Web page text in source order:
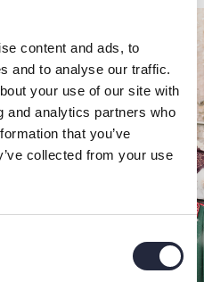
content and ads, to
and to analyse our traffic.
your use of our site with
and analytics partners who
that you’ve
collected from your use